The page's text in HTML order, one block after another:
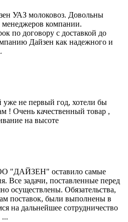
УАЗ молоковоз. Довольны
менеджеров компании.
по договору с доставкой до
Дайзен как надежного и
уже не первый год, хотели бы
! Очень качественный товар ,
на высоте
"ДАЙЗЕН" оставило самые
Все задачи, поставленные перед
осуществлены. Обязательства,
поставок, были выполнены в
на дальнейшее сотрудничество